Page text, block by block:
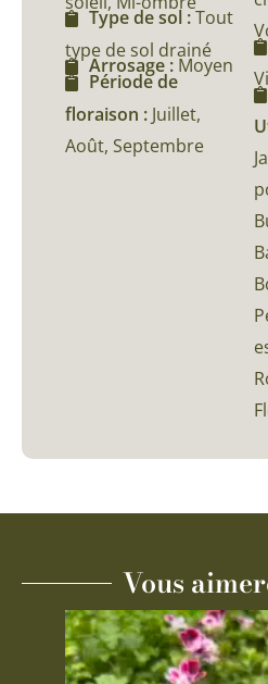
Type de sol :Tout
type de sol drainé
Arrosage : Moyen
Période de
floraison : Juillet,
Août, Septembre
Vous